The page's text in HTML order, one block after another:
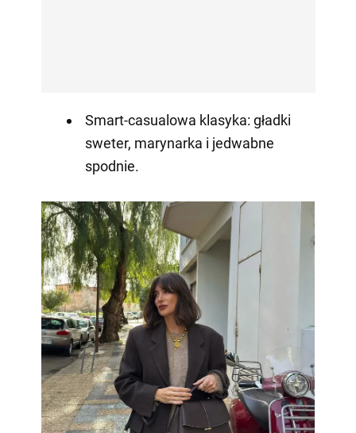
Smart-casualowa klasyka: gładki
sweter, marynarka i jedwabne
spodnie.